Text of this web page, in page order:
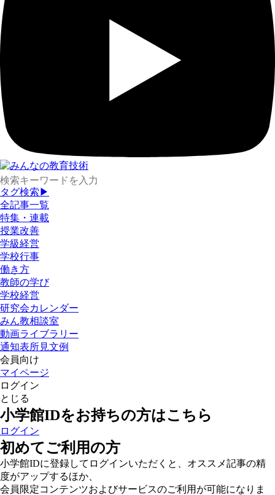
タグ検索▶
全記事一覧
特集・連載
授業改善
学級経営
学校行事
働き方
教師の学び
学校経営
研究会カレンダー
みん教相談室
動画ライブラリー
通知表所見文例
会員向け
マイページ
ログイン
とじる
小学館IDをお持ちの方はこちら
ログイン
初めてご利用の方
小学館IDに登録してログインいただくと、オススメ記事の精
度がアップするほか、
会員限定コンテンツおよびサービスのご利用が可能になりま